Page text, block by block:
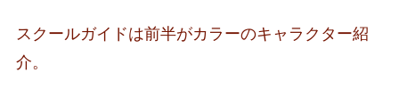
スクールガイドは前半がカラーのキャラクター紹
介。